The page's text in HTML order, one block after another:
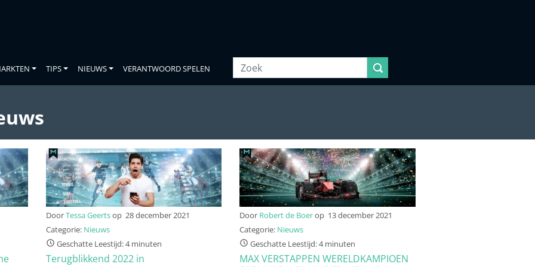
TIPS NIEUWS VERANTWOORD SPELEN
DoorTessa Geertsop 28 december 2021
Categorie: Nieuws
Geschatte Leestijd: 4 minuten
Terugblikkend 2022 in
Door Robert de Boerop 13 december 2021
Categorie: Nieuws
Geschatte Leestijd: 4 minuten
MAX VERSTAPPEN WERELDKAMPIOEN